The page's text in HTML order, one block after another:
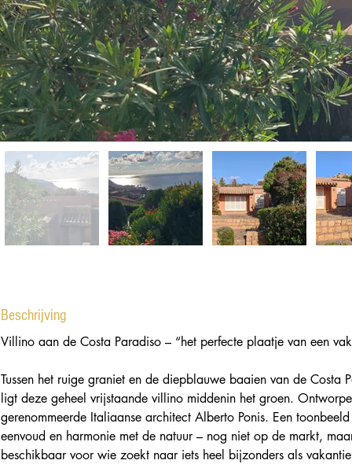
Beschrijving
Villino aan de Costa Paradiso – “het perfecte plaatje van een
Tussen het ruige graniet en de diepblauwe baaien van de Costa
ligt deze geheel vrijstaande villino middenin het groen.
gerenommeerde Italiaanse architect Alberto Ponis. Een
eenvoud en harmonie met de natuur – nog niet op de markt,
beschikbaar voor wie zoekt naar iets heel bijzonders als